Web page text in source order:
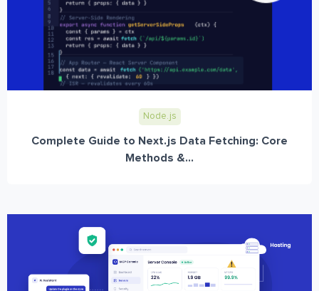
Node.js
Complete Guide to Next.js Data Fetching: Core
Methods &...